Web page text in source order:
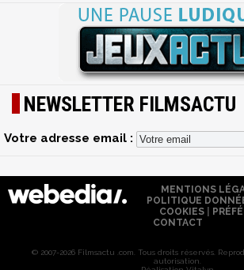
NEWSLETTER FILMSACTU
Votre adresse email :
MENTIONS
POLITIQUE
COOKIES
CONTACT
© 2007-2026 Filmsactu .com. Tous droits réservés.
autorisation.